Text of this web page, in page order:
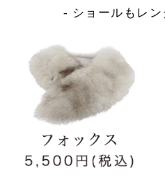
- ショールもレ